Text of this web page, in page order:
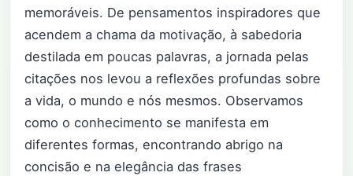
memoráveis. De pensamentos inspiradores que
acendem a chama da motivação, à sabedoria
destilada em poucas palavras, a jornada pelas
citações nos levou a reflexões profundas sobre
a vida, o mundo e nós mesmos. Observamos
como o conhecimento se manifesta em
diferentes formas, encontrando abrigo na
concisão e na elegância das frases